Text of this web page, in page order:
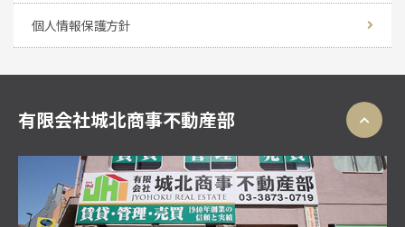
個人情報保護方針
有限会社城北商事不動産部